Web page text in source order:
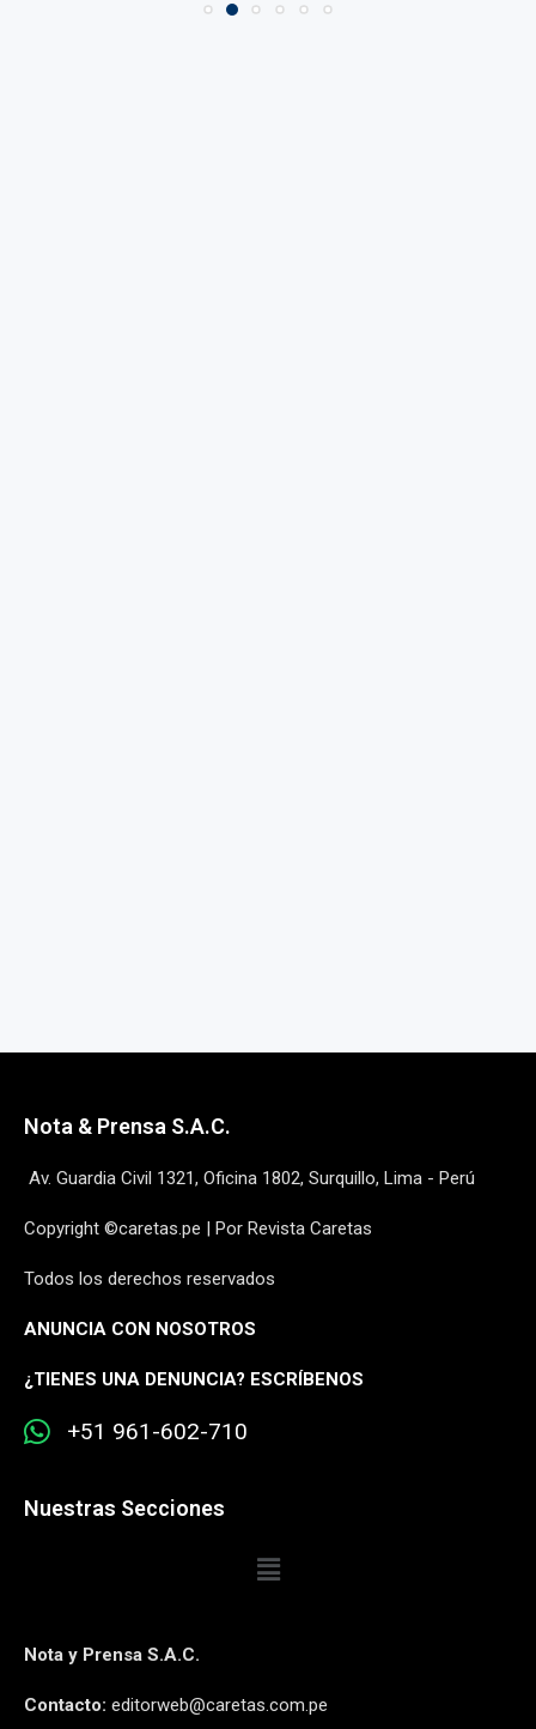
Nota & Prensa S.A.C.
Av. Guardia Civil 1321, Oficina 1802, Surquillo, Lima - Perú
Copyright ©caretas.pe | Por Revista Caretas
Todos los derechos reservados
ANUNCIA CON NOSOTROS
¿TIENES UNA DENUNCIA? ESCRÍBENOS
+51 961-602-710
Nuestras Secciones
Nota y Prensa S.A.C.
Contacto: editorweb@caretas.com.pe